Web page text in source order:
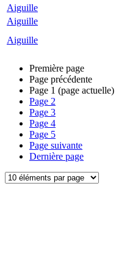
Aiguille
Aiguille
Aiguille
Première page
Page précédente
Page 1 (page actuelle)
Page 2
Page 3
Page 4
Page 5
Page suivante
Dernière page